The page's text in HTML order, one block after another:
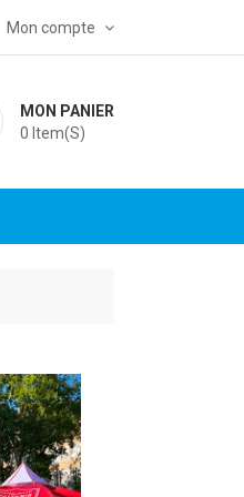
Mon compte
MON PANIER
0 Item(s)